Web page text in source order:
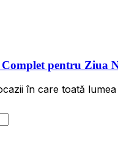
pentru Ziua
în care toată